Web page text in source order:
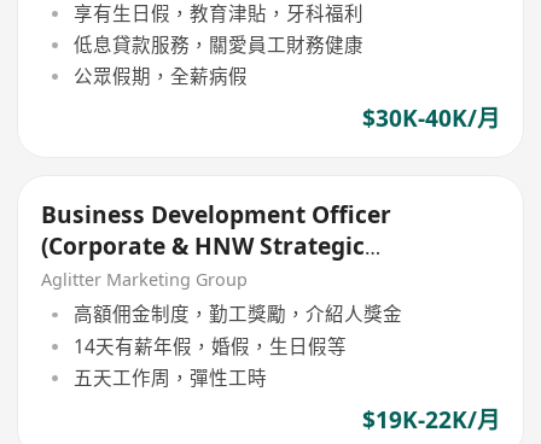
享有生日假，教育津貼，牙科福利
低息貸款服務，關愛員工財務健康
公眾假期，全薪病假
$30K-40K/月
Business Development Officer
(Corporate & HNW Strategic
Growth)
Aglitter Marketing Group
高額佣金制度，勤工獎勵，介紹人獎金
14天有薪年假，婚假，生日假等
五天工作周，彈性工時
$19K-22K/月